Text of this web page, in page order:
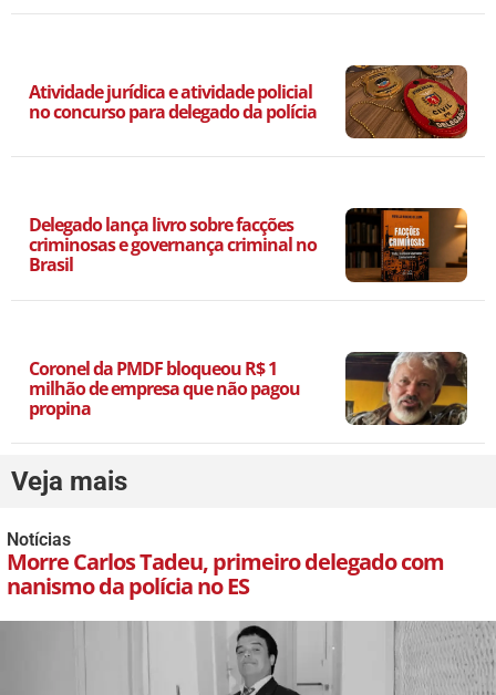
Atividade jurídica e atividade policial
no concurso para delegado da polícia
Delegado lança livro sobre facções
criminosas e governança criminal no
Brasil
Coronel da PMDF bloqueou R$ 1
milhão de empresa que não pagou
propina
Veja mais
Notícias
Morre Carlos Tadeu, primeiro delegado com
nanismo da polícia no ES